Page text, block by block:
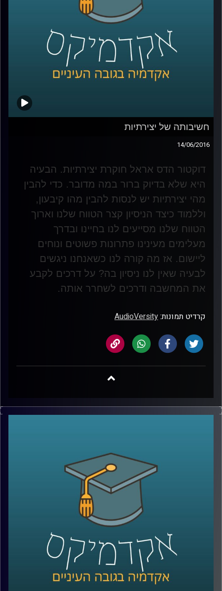
חשיבותה של יצירתיות
14/06/2016
דוקטור הדס אראל חוקרת יצירתיות. הבעיה
היא שלא בדיוק ברור במה מדובר. כדי להבין
מהי יצירתיות יש לנסות להבין מהו קיבעון,
וללמוד כיצד הניסיון קצר הטווח שלנו וארוך
הטווח שלנו מסייעים לנו בחיינו ובדרך
מעלימים מעינינו פתרונות פשוטים ונוחים
ליישום. אז מה קורה לנו כשאנחנו ניגשים
לבעיה שאין לנו ניסיון בה? על דרכים לקבע
את המחשבה ודרכים לשחרר אותה.
קרדיט תמונות:AudioVersity